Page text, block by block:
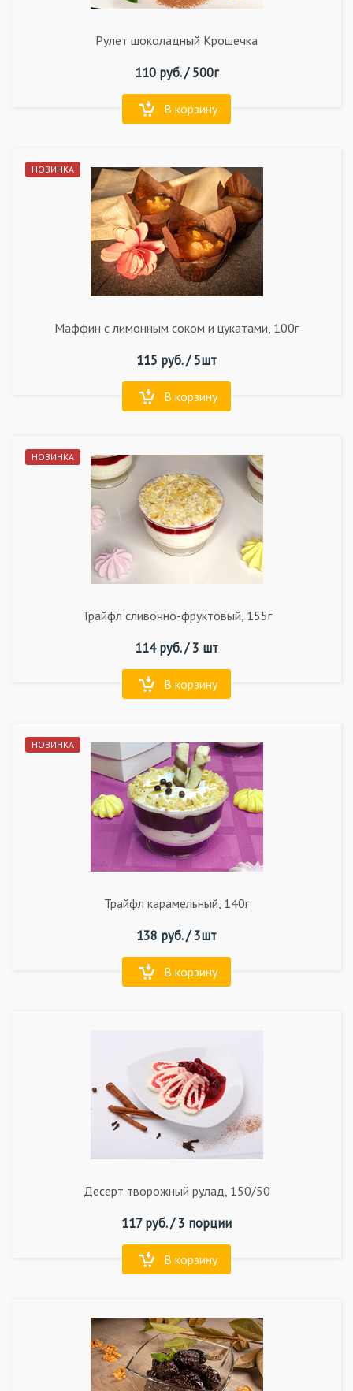
Рулет шоколадный Крошечка
110руб. /500г
В корзину
НОВИНКА
Маффин с лимонным соком и цукатами, 100г
115 руб. /5шт
В корзину
НОВИНКА
Трайфл сливочно-фруктовый, 155г
114руб. /3 шт
В корзину
НОВИНКА
Трайфл карамельный, 140г
138 руб. /3шт
В корзину
Десерт творожный рулад, 150/50
117руб. /3 порции
В корзину